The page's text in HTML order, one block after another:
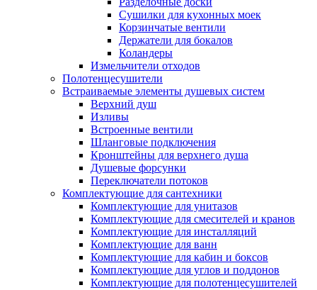
Сушилки для кухонных моек
Корзинчатые вентили
Держатели для бокалов
Коландеры
Измельчители отходов
Полотенцесушители
Встраиваемые элементы душевых систем
Верхний душ
Изливы
Встроенные вентили
Шланговые подключения
Кронштейны для верхнего душа
Душевые форсунки
Переключатели потоков
Комплектующие для сантехники
Комплектующие для унитазов
Комплектующие для смесителей и кранов
Комплектующие для инсталляций
Комплектующие для ванн
Комплектующие для кабин и боксов
Комплектующие для углов и поддонов
Комплектующие для полотенцесушителей